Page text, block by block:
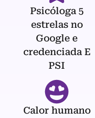
Psicóloga 5
estrelas no
Google e
credenciada E
PSI
Calor humano